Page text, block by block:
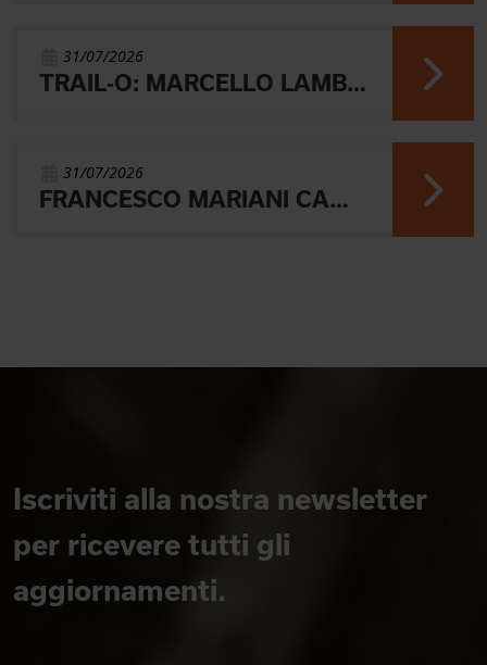
31/07/2026
TRAIL-O: MARCELLO LAMBERTINI E' ARGENTO EUROPEO IN POLONIA
31/07/2026
FRANCESCO MARIANI CAMPIONE DEL MONDO UNIVERSITARIO NELLA SPRINT DI ORIENTEERING
Iscriviti alla nostra newsletter
per ricevere tutti gli
aggiornamenti.